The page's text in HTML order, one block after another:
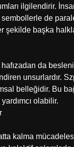
ilgilendirir.
de
şekilde başka
da
unsurlardır.
belleğidir. Bu
olabilir.
kalma